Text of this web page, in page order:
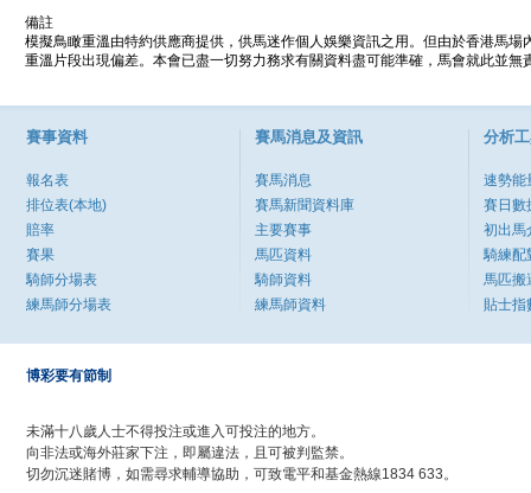
備註
模擬鳥瞰重溫由特約供應商提供，供馬迷作個人娛樂資訊之用。但由於香港馬
重溫片段出現偏差。本會已盡一切努力務求有關資料盡可能準確，馬會就此並
賽事資料
報名表
排位表(本地)
賠率
賽果
騎師分場表
練馬師分場表
賽馬消息及資訊
賽馬消息
賽馬新聞資料庫
主要賽事
馬匹資料
騎師資料
練馬師資料
分析
速勢能
賽日數
初出馬
騎練配
馬匹搬
貼士指
博彩要有節制
未滿十八歲人士不得投注或進入可投注的地方。
向非法或海外莊家下注，即屬違法，且可被判監禁。
切勿沉迷賭博，如需尋求輔導協助，可致電平和基金熱線1834 633。